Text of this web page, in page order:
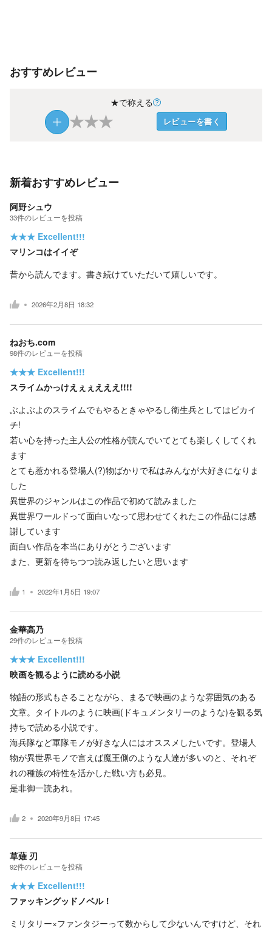
おすすめレビュー
★で称える
★★★ レビューを書く
新着おすすめレビュー
阿野シュウ
33件のレビューを投稿
★★★ Excellent!!!
マリンコはイイぞ
昔から読んでます。書き続けていただいて嬉しいです。
2026年2月8日 18:32
ねおち.com
98件のレビューを投稿
★★★ Excellent!!!
スライムかっけえぇぇえええ!!!!
ぶよぶよのスライムでもやるときゃやるし衛生兵としてはピカイ
チ!
若い心を持った主人公の性格が読んでいてとても楽しくしてくれ
ます
とても惹かれる登場人(?)物ばかりで私はみんなが大好きになりま
した
異世界のジャンルはこの作品で初めて読みました
異世界ワールドって面白いなって思わせてくれたこの作品には感
謝しています
面白い作品を本当にありがとうございます
また、更新を待ちつつ読み返したいと思います
1 2022年1月5日 19:07
金華高乃
29件のレビューを投稿
★★★ Excellent!!!
映画を観るように読める小説
物語の形式もさることながら、まるで映画のような雰囲気のある
文章。タイトルのように映画(ドキュメンタリーのような)を観る気
持ちで読める小説です。
海兵隊など軍隊モノが好きな人にはオススメしたいです。登場人
物が異世界モノで言えば魔王側のような人達が多いのと、それぞ
れの種族の特性を活かした戦い方も必見。
是非御一読あれ。
2 2020年9月8日 17:45
草薙 刃
92件のレビューを投稿
★★★ Excellent!!!
ファッキングッドノベル！
ミリタリー×ファンタジーって数からして少ないんですけど、それ